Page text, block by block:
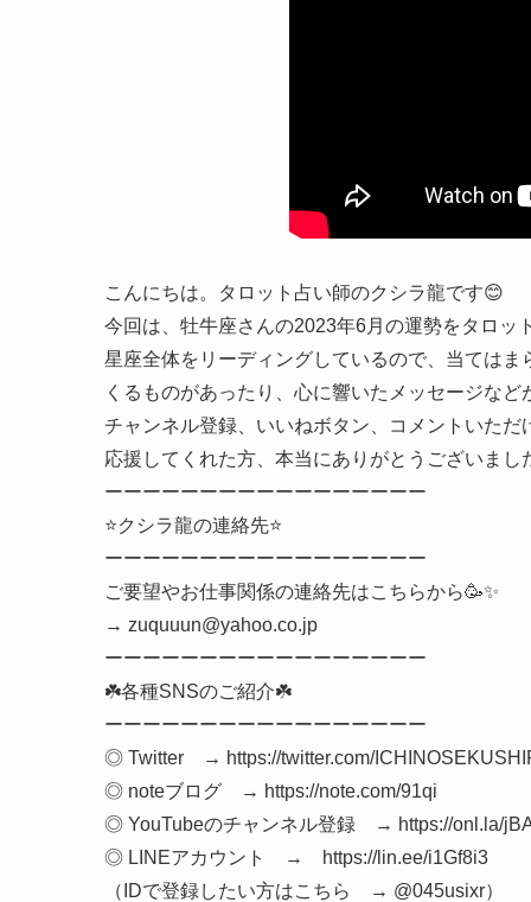
こんにちは。タロット占い師のクシラ龍です😊
今回は、牡牛座さんの2023年6月の運勢をタロッ
星座全体をリーディングしているので、当ては
くるものがあったり、心に響いたメッセージな
チャンネル登録、いいねボタン、コメントいただ
応援してくれた方、本当にありがとうございま
ーーーーーーーーーーーーーーーーー
⭐️クシラ龍の連絡先⭐️
ーーーーーーーーーーーーーーーーー
ご要望やお仕事関係の連絡先はこちらから🥳✨
→ zuquuun@yahoo.co.jp
ーーーーーーーーーーーーーーーーー
☘️各種SNSのご紹介☘️
ーーーーーーーーーーーーーーーーー
◎ Twitter → https://twitter.com/
◎ noteブログ → https://note.com/91qi
◎ YouTubeのチャンネル登録 → https://onl.la/
◎ LINEアカウント → https://lin.ee/i1Gf8i3
（IDで登録したい方はこちら → @045usixr）